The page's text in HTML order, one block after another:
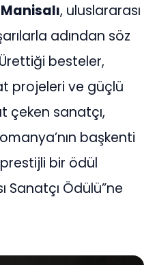
, uluslararası
adından söz
besteler,
projeleri ve güçlü
çeken sanatçı,
başkenti
bir ödül
Sanatçı Ödülü”ne